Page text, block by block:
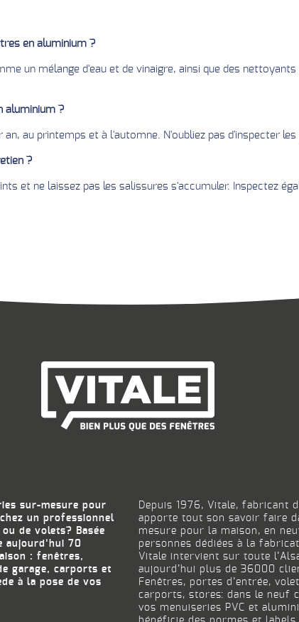
en aluminium ?
un mélange d'eau et de vinaigre, ainsi que des
aluminium ?
au printemps et à l'automne. N'oubliez pas d'inspecter
?
et ne laissez pas les salissures s'accumuler. Inspectez
sur-mesure pour
un professionnel
de volets? Basée
aujourd’hui 70
: fenêtres,
garage, carports et
à la pose de vos
Depuis 1976, Vitale, fabricant
apporte tout son savoir faire
mesure pour la maison, en
personnes dédiées à la
Vitale intervient sur toute
aujourd’hui plus de 36000
Fenêtres, portes d’entrée,
carports, stores: dans le neuf
vos menuiseries PVC et